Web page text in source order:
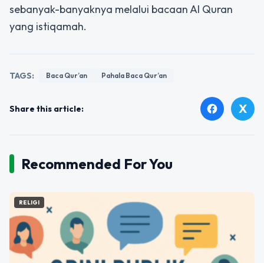
sebanyak-banyaknya melalui bacaan Al Quran
yang istiqamah.
TAGS: Baca Qur’an Pahala Baca Qur’an
Share this article: facebook X
Recommended For You
RELIGI